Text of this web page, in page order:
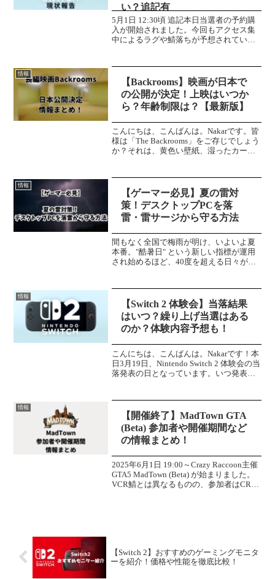
い？追記有
5月1日 12:30頃 追記本日当選者の予約購
入が開始されました。今回もアクセス集
中によるラグや鯖落ちが予想されていま
ような変更がされていました。ここに表
示されている待機...
情報
【Backrooms】映画が日本で
の公開が決定！上映はいつか
ら？年齢制限は？【最新版】
こんにちは、こんばんは。Nakarです。皆
様は「The Backrooms」をご存じでしょう
か？それは、黄色い壁紙、湿ったカーペ
ん。もし何らかの拍子に現実から抜け落
ちて...
情報
【ゲーマー必見】夏の雷対
策！デスクトップPCを落
雷・雷サージから守る方法
間もなく全国で梅雨が明け、いよいよ夏
本番。"酷暑日" という新しい指標が運用
され始めるほど、40度を超える日々が当
害に見舞われるか分からない時代になり
ました。自宅のパソ...
情報
【Switch 2 体験会】当落結果
はいつ？繰り上げ当選はある
のか？体験内容予想も！
こんにちは、こんばんは。Nakarです！本
日3月19日、Nintendo Switch 2 体験会の当
落発表の日となっています。いつ発表さ
い！当落発表は？※追記あり※追記 ...
情報
【開催終了】MadTown GTA
(Beta) 参加者や開催期間など
の情報まとめ！
2025年6月1日 19:00～Crazy Raccoon主催
GTA5 MadTown (Beta) が始まりました。
VCR鯖とは異なるものの、参加者はCRの
【Switch 2】おすすめのゲーミングモニタ
ーを紹介！価格や性能を徹底比較！